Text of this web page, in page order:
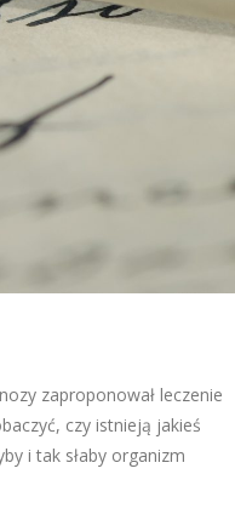
zaproponował leczenie
czy istnieją jakieś
i tak słaby organizm